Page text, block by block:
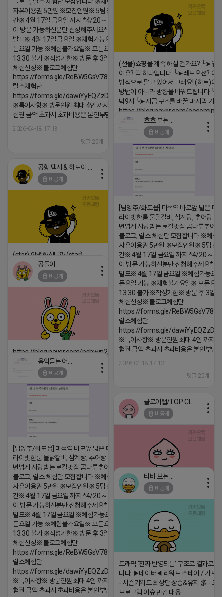
자유이용권 5만원 ※모집인원※ 5팀 ※모집기
간※ 4월 17일 금요일 까지 *4/20 ~ 4/26 사
이 방문 가능하신분만 신청해주세요* ※체험단
발표※ 4월 17일 금요일 ※체험가능요일※ 모
든요일 가능 ※체험불가요일※ 모든요일 12 ~
13:30 불가 ※작성기한※ 방문 후 3일 이내 ※
체험신청※ 블로그체험단
https://forms.gle/ReBW5GsV789ur2Pz6
릴스체험단
https://forms.gle/dawiYyEQZzDdqf8W8
※특이사항※ 방문인원 최대 4인 까지 가능 체
험권 금액 초과시 초과비용은 본인부담입니다.
2026-04-18 17:18
댓글:20개
(선물)쇼핑몰 계속 하실 건가요? ╰➤열
이유? 딱 하나입니다. ╰➤레드오션? 아
방식으로 팔고 있어서 그래요! (하트)이
방법이 아니라 방향을 바꿔드립니다
녁9시 ╰➤지금 구조를 바꿀 마지막 기회
https://blog.naver.com/eocomim/
2026-04-18 17:15
비공개
[남양주/화도읍] 마석역 바로앞 넓은 매
라이빗한룸 물닭갈비, 삼계탕, 추어탕 맛
년넘게 사랑받는 로컬맛집 곰나루추어
블로그, 릴스 체험단 모집합니다 ※체험
자유이용권 5만원 ※모집인원※ 5팀 ※
간※ 4월 17일 금요일 까지 *4/20 ~ 4/
이 방문 가능하신분만 신청해주세요* ※
발표※ 4월 17일 금요일 ※체험가능요
든요일 가능 ※체험불가요일※ 모든요
13:30 불가 ※작성기한※ 방문 후 3일
체험신청※ 블로그체험단
https://forms.gle/
릴스체험단
https://forms.gle/
※특이사항※ 방문인원 최대 4인 까지
험권 금액 초과시 초과비용은 본인부담
2026-04-18 17:13
댓글:20개
비공개
(star) 안녕하십니까 (star)
2026-04-18 17:12
공돌이
비공개
https://blog.naver.com/pshwin2/224023970047
2026-04-18 17:12
비공개
[남양주/화도읍] 마석역 바로앞 넓은 매장과, 프
라이빗한룸 물닭갈비, 삼계탕, 추어탕 맛집 10
년넘게 사랑받는 로컬맛집 곰나루추어탕에서
블로그, 릴스 체험단 모집합니다 ※체험메뉴※
자유이용권 5만원 ※모집인원※ 5팀 ※모집기
간※ 4월 17일 금요일 까지 *4/20 ~ 4/26 사
이 방문 가능하신분만 신청해주세요* ※체험단
발표※ 4월 17일 금요일 ※체험가능요일※ 모
든요일 가능 ※체험불가요일※ 모든요일 12 ~
13:30 불가 ※작성기한※ 방문 후 3일 이내 ※
체험신청※ 블로그체험단
https://forms.gle/ReBW5GsV789ur2Pz6
릴스체험단
https://forms.gle/dawiYyEQZzDdqf8W8
※특이사항※ 방문인원 최대 4인 까지 가능 체
험권 금액 초과시 초과비용은 본인부담입니다.
비공개
2026-04-18 17:05
비공개
트래픽 ‘진짜 반영되는’ 구조로 결과로
니다. ▶네이버◀ 리워드 스테이 / 가드 /
- 시즌키워드 최상단 상승&유지 多 - 로
프로그램 이슈 민감 대응